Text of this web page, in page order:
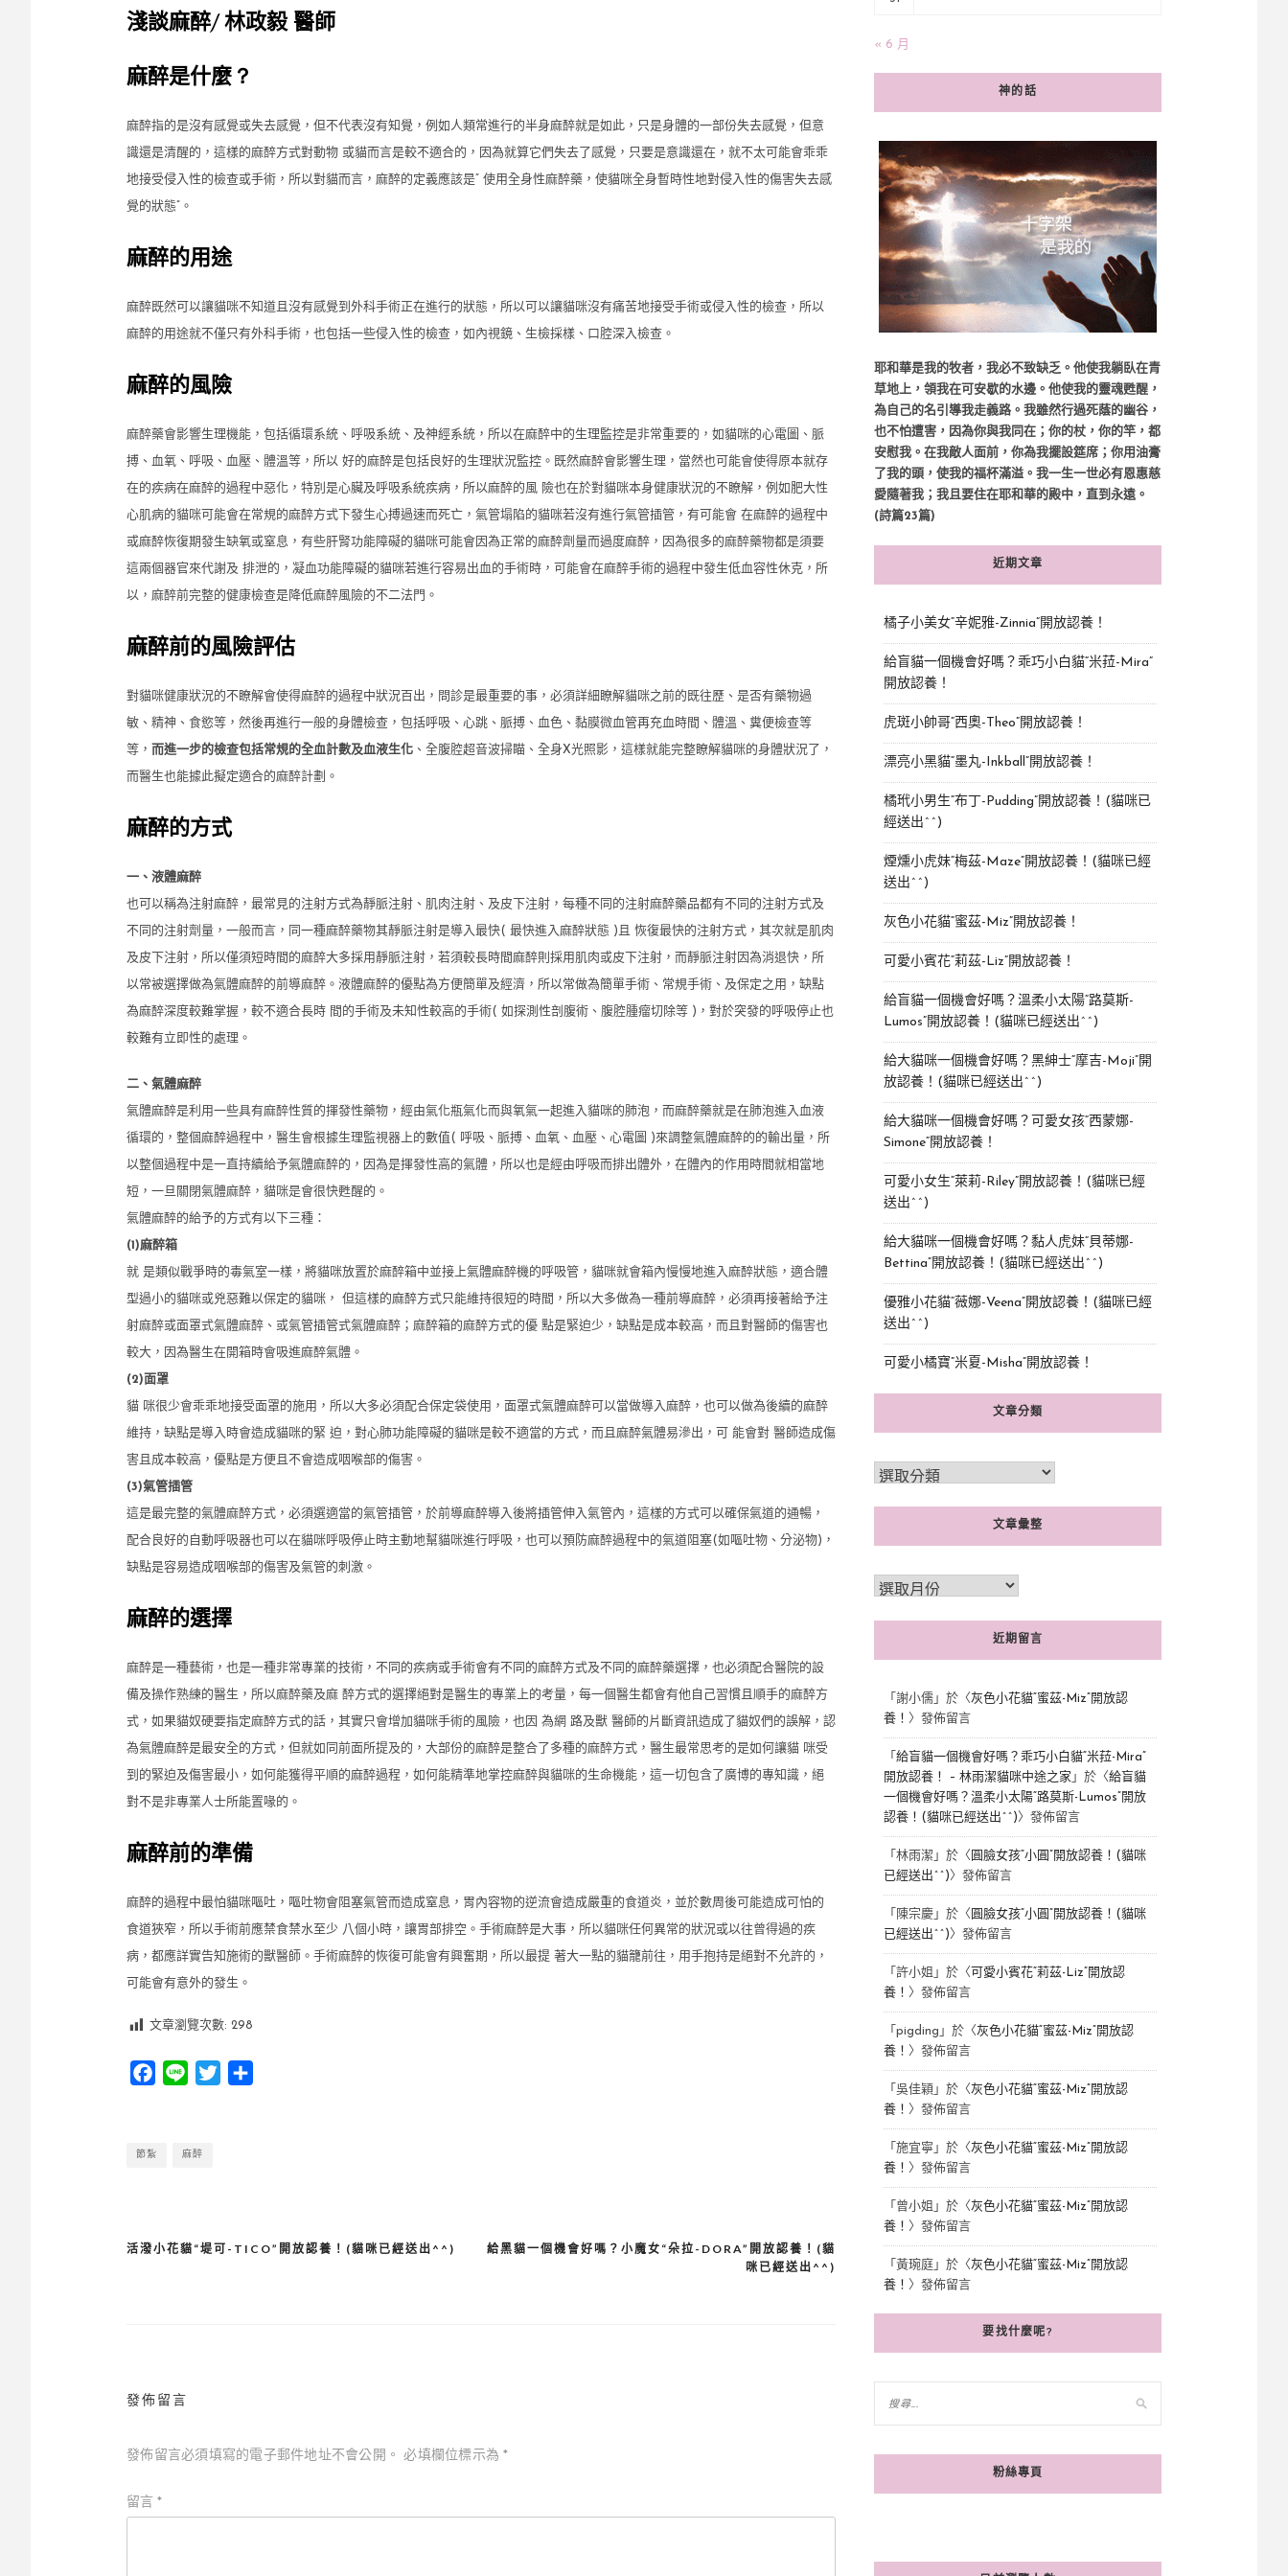
淺談麻醉/林政毅 醫師
麻醉是什麼 ？
麻醉指的是沒有感覺或失去感覺，但不代表沒有知覺，例如人類常進行的半身麻醉就是如此，只是身體的一部份失去感覺，但意
識還是清醒的，這樣的麻醉方式對動物 或貓而言是較不適合的，因為就算它們失去了感覺，只要是意識還在，就不太可能會乖乖
地接受侵入性的檢查或手術，所以對貓而言，麻醉的定義應該是” 使用全身性麻醉藥，使貓咪全身暫時性地對侵入性的傷害失去感
覺的狀態”。
麻醉的用途
麻醉既然可以讓貓咪不知道且沒有感覺到外科手術正在進行的狀態，所以可以讓貓咪沒有痛苦地接受手術或侵入性的檢查，所以
麻醉的用途就不僅只有外科手術，也包括一些侵入性的檢查，如內視鏡、生檢採樣、口腔深入檢查。
麻醉的風險
麻醉藥會影響生理機能，包括循環系統、呼吸系統、及神經系統，所以在麻醉中的生理監控是非常重要的，如貓咪的心電圖、脈
搏、血氧、呼吸、血壓、體溫等，所以 好的麻醉是包括良好的生理狀況監控。既然麻醉會影響生理，當然也可能會使得原本就存
在的疾病在麻醉的過程中惡化，特別是心臟及呼吸系統疾病，所以麻醉的風 險也在於對貓咪本身健康狀況的不瞭解，例如肥大性
心肌病的貓咪可能會在常規的麻醉方式下發生心搏過速而死亡，氣管塌陷的貓咪若沒有進行氣管插管，有可能會 在麻醉的過程中
或麻醉恢復期發生缺氧或窒息，有些肝腎功能障礙的貓咪可能會因為正常的麻醉劑量而過度麻醉，因為很多的麻醉藥物都是須要
這兩個器官來代謝及 排泄的，凝血功能障礙的貓咪若進行容易出血的手術時，可能會在麻醉手術的過程中發生低血容性休克，所
以，麻醉前完整的健康檢查是降低麻醉風險的不二法門。
麻醉前的風險評估
對貓咪健康狀況的不瞭解會使得麻醉的過程中狀況百出，問診是最重要的事，必須詳細瞭解貓咪之前的既往歷、是否有藥物過
敏、精神、食慾等，然後再進行一般的身體檢查，包括呼吸、心跳、脈搏、血色、黏膜微血管再充血時間、體溫、糞便檢查等
等， 而進一步的檢查包括常規的全血計數及血液生化 、全腹腔超音波掃瞄、全身X光照影，這樣就能完整瞭解貓咪的身體狀況了，
而醫生也能據此擬定適合的麻醉計劃。
麻醉的方式
一、液體麻醉
也可以稱為注射麻醉，最常見的注射方式為靜脈注射、肌肉注射、及皮下注射，每種不同的注射麻醉藥品都有不同的注射方式及
不同的注射劑量，一般而言，同一種麻醉藥物其靜脈注射是導入最快( 最快進入麻醉狀態 ) 且 恢復最快的注射方式，其次就是肌肉
及皮下注射，所以僅須短時間的麻醉大多採用靜脈注射，若須較長時間麻醉則採用肌肉或皮下注射，而靜脈注射因為消退快，所
以常被選擇做為氣體麻醉的前導麻醉。液體麻醉的優點為方便簡單及經濟，所以常做為簡單手術、常規手術、及保定之用，缺點
為麻醉深度較難掌握，較不適合長時 間的手術及未知性較高的手術( 如探測性剖腹術、腹腔腫瘤切除等 ) ，對於突發的呼吸停止也
較難有立即性的處理。
二、氣體麻醉
氣體麻醉是利用一些具有麻醉性質的揮發性藥物，經由氣化瓶氣化而與氧氣一起進入貓咪的肺泡，而麻醉藥就是在肺泡進入血液
循環的，整個麻醉過程中，醫生會根據生理監視器上的數值( 呼吸、脈搏、血氧、血壓、心電圖 )來調整氣體麻醉的的輸出量，所
以整個過程中是一直持續給予氣體麻醉的，因為是揮發性高的氣體，所以也是經由呼吸而排出體外，在體內的作用時間就相當地
短，一旦關閉氣體麻醉，貓咪是會很快甦醒的。
氣體麻醉的給予的方式有以下三種：
(1)麻醉箱
就 是類似戰爭時的毒氣室一樣，將貓咪放置於麻醉箱中並接上氣體麻醉機的呼吸管，貓咪就會箱內慢慢地進入麻醉狀態，適合體
型過小的貓咪或兇惡難以保定的貓咪， 但這樣的麻醉方式只能維持很短的時間，所以大多做為一種前導麻醉，必須再接著給予注
射麻醉或面罩式氣體麻醉、或氣管插管式氣體麻醉；麻醉箱的麻醉方式的優 點是緊迫少，缺點是成本較高，而且對醫師的傷害也
較大，因為醫生在開箱時會吸進麻醉氣體。
(2)面罩
貓 咪很少會乖乖地接受面罩的施用，所以大多必須配合保定袋使用，面罩式氣體麻醉可以當做導入麻醉，也可以做為後續的麻醉
維持，缺點是導入時會造成貓咪的緊 迫，對心肺功能障礙的貓咪是較不適當的方式，而且麻醉氣體易滲出，可 能會對 醫師造成傷
害且成本較高，優點是方便且不會造成咽喉部的傷害。
(3)氣管插管
這是最完整的氣體麻醉方式，必須選適當的氣管插管，於前導麻醉導入後將插管伸入氣管內，這樣的方式可以確保氣道的通暢，
配合良好的自動呼吸器也可以在貓咪呼吸停止時主動地幫貓咪進行呼吸，也可以預防麻醉過程中的氣道阻塞(如嘔吐物、分泌物) ，
缺點是容易造成咽喉部的傷害及氣管的刺激。
麻醉的選擇
麻醉是一種藝術，也是一種非常專業的技術，不同的疾病或手術會有不同的麻醉方式及不同的麻醉藥選擇，也必須配合醫院的設
備及操作熟練的醫生，所以麻醉藥及麻 醉方式的選擇絕對是醫生的專業上的考量，每一個醫生都會有他自己習慣且順手的麻醉方
式，如果貓奴硬要指定麻醉方式的話，其實只會增加貓咪手術的風險，也因 為網 路及獸 醫師的片斷資訊造成了貓奴們的誤解，認
為氣體麻醉是最安全的方式，但就如同前面所提及的，大部份的麻醉是整合了多種的麻醉方式，醫生最常思考的是如何讓貓 咪受
到的緊迫及傷害最小，如何能獲得平順的麻醉過程，如何能精準地掌控麻醉與貓咪的生命機能，這一切包含了廣博的專知識，絕
對不是非專業人士所能置喙的。
麻醉前的準備
麻醉的過程中最怕貓咪嘔吐，嘔吐物會阻塞氣管而造成窒息，胃內容物的逆流會造成嚴重的食道炎，並於數周後可能造成可怕的
食道狹窄，所以手術前應禁食禁水至少 八個小時，讓胃部排空。手術麻醉是大事，所以貓咪任何異常的狀況或以往曾得過的疾
病，都應詳實告知施術的獸醫師。手術麻醉的恢復可能會有興奮期，所以最提 著大一點的貓籠前往，用手抱持是絕對不允許的，
可能會有意外的發生。
文章瀏覽次數: 298
Facebook
Line Twitter
節紮 麻醉
文
給黑貓一個機會好嗎？小魔女“朵拉-DORA”開放認養！(貓
咪已經送出^^)
活潑小花貓“堤可-TICO”開放認養！(貓咪已經送出^^)
發佈留言
發佈留言必須填寫的電子郵件地址不會公開。 必填欄位標示為*
留言 *
« 6 月
神的話
耶和華是我的牧者，我必不致缺乏。他使我躺臥在青
草地上，領我在可安歇的水邊。他使我的靈魂甦醒，
為自己的名引導我走義路。我雖然行過死蔭的幽谷，
也不怕遭害，因為你與我同在；你的杖，你的竿，都
安慰我。在我敵人面前，你為我擺設筵席；你用油膏
了我的頭，使我的福杯滿溢。我一生一世必有恩惠慈
愛隨著我；我且要住在耶和華的殿中，直到永遠。
(詩篇23篇)
近期文章
橘子小美女“辛妮雅-Zinnia”開放認養！
給盲貓一個機會好嗎？乖巧小白貓“米菈-Mira”
開放認養！
虎斑小帥哥“西奧-Theo”開放認養！
漂亮小黑貓“墨丸-Inkball”開放認養！
橘玳小男生“布丁-Pudding”開放認養！(貓咪已
經送出^^)
煙燻小虎妹“梅茲-Maze”開放認養！(貓咪已經
送出^^)
灰色小花貓“蜜茲-Miz”開放認養！
可愛小賓花“莉茲-Liz”開放認養！
給盲貓一個機會好嗎？溫柔小太陽“路莫斯-
Lumos”開放認養！(貓咪已經送出^^)
給大貓咪一個機會好嗎？黑紳士“摩吉-Moji”開
放認養！(貓咪已經送出^^)
給大貓咪一個機會好嗎？可愛女孩“西蒙娜-
Simone“開放認養！
可愛小女生“萊莉-Riley”開放認養！(貓咪已經
送出^^)
給大貓咪一個機會好嗎？黏人虎妹“貝蒂娜-
Bettina”開放認養！(貓咪已經送出^^)
優雅小花貓“薇娜-Veena”開放認養！(貓咪已經
送出^^)
可愛小橘寶”米夏-Misha”開放認養！
文章分類
文章彙整
近期留言
「 謝小儒 」於〈 灰色小花貓“蜜茲-Miz”開放認
養！ 〉發佈留言
「 給盲貓一個機會好嗎？乖巧小白貓“米菈-Mira”
開放認養！ – 林雨潔貓咪中途之家 」於〈給盲貓
一個機會好嗎？溫柔小太陽“路莫斯-Lumos”開放
認養！(貓咪已經送出^^) 〉發佈留言
「 林雨潔 」於〈 圓臉女孩“小圓”開放認養！(貓咪
已經送出^^) 〉發佈留言
「 陳宗慶 」於〈 圓臉女孩“小圓”開放認養！(貓咪
已經送出^^) 〉發佈留言
「 許小姐 」於〈 可愛小賓花“莉茲-Liz”開放認
養！ 〉發佈留言
「 pigding 」於〈 灰色小花貓“蜜茲-Miz”開放認
養！ 〉發佈留言
「 吳佳穎 」於〈 灰色小花貓“蜜茲-Miz”開放認
養！ 〉發佈留言
「 施宜寧 」於〈 灰色小花貓“蜜茲-Miz”開放認
養！ 〉發佈留言
「 曾小姐 」於〈 灰色小花貓“蜜茲-Miz”開放認
養！ 〉發佈留言
「 黃琬庭 」於〈 灰色小花貓“蜜茲-Miz”開放認
養！ 〉發佈留言
要找什麼呢?
粉絲專頁